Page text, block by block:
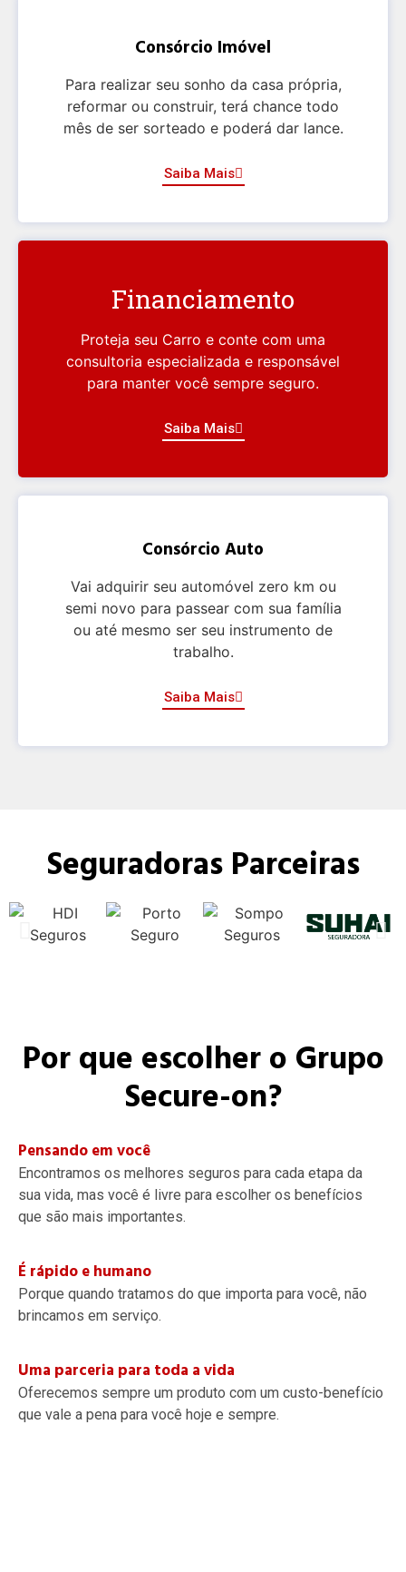
Consórcio Imóvel
Para realizar seu sonho da casa própria,
reformar ou construir, terá chance todo
mês de ser sorteado e poderá dar lance.
Saiba Mais
Financiamento
Proteja seu Carro e conte com uma
consultoria especializada e responsável
para manter você sempre seguro.
Saiba Mais
Consórcio Auto
Vai adquirir seu automóvel zero km ou
semi novo para passear com sua família
ou até mesmo ser seu instrumento de
trabalho.
Saiba Mais
Seguradoras Parceiras
Por que escolher o Grupo
Secure-on?
Pensando em você
Encontramos os melhores seguros para cada etapa da
sua vida, mas você é livre para escolher os benefícios
que são mais importantes.
É rápido e humano
Porque quando tratamos do que importa para você, não
brincamos em serviço.
Uma parceria para toda a vida
Oferecemos sempre um produto com um custo-benefício
que vale a pena para você hoje e sempre.